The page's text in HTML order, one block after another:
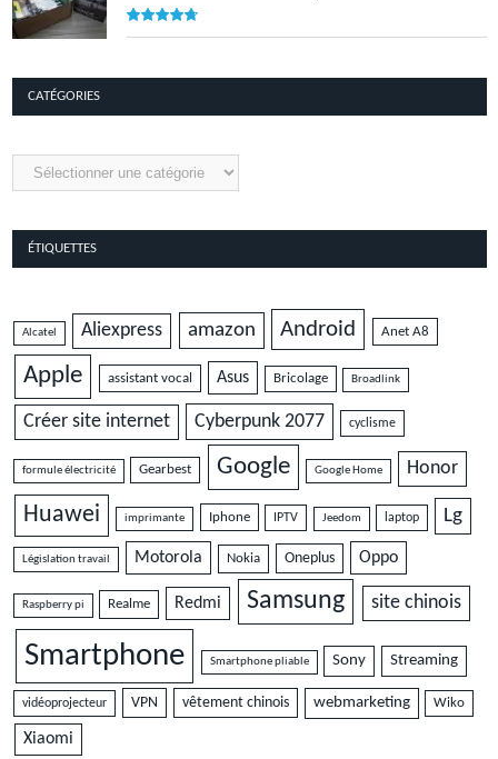
CATÉGORIES
ÉTIQUETTES
Alcatel Aliexpress amazon Android Anet A8
Apple assistant vocal Asus Bricolage Broadlink
Créer site internet Cyberpunk 2077 cyclisme
formule électricité Gearbest Google Google Home Honor
Huawei imprimante Iphone IPTV Jeedom laptop Lg
Législation travail Motorola Nokia Oneplus Oppo
Raspberry pi Realme Redmi Samsung site chinois
Smartphone Smartphone pliable Sony Streaming
vidéoprojecteur VPN vêtement chinois webmarketing Wiko
Xiaomi